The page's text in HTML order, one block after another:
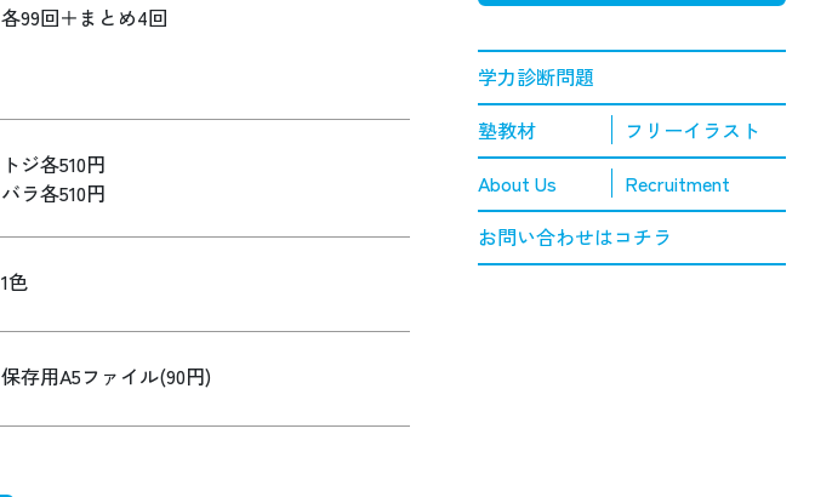
各99回＋まとめ4回
トジ各510円
バラ各510円
1色
保存用A5ファイル(90円)
学力診断問題
塾教材
フリーイラスト
About Us
Recruitment
お問い合わせはコチラ